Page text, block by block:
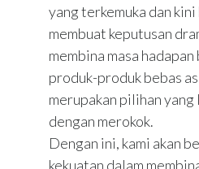
yang terkemuka dan
membuat keputusan
membina masa
produk-produk bebas
merupakan pilihan
dengan merokok.
Dengan ini, kami akan
kekuatan dalam